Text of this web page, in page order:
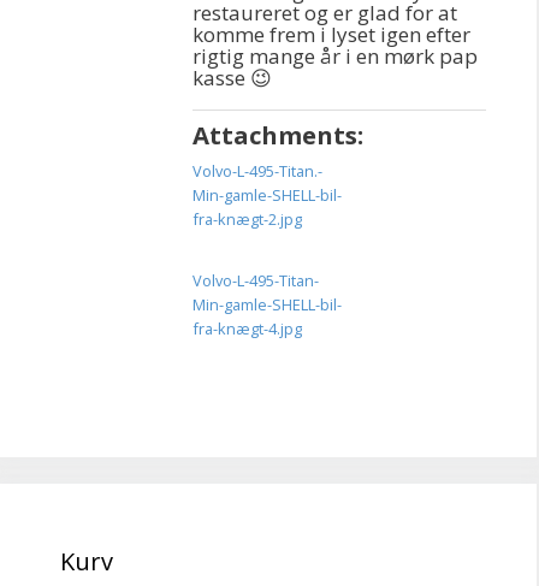
restaureret og er glad for at
komme frem i lyset igen efter
rigtig mange år i en mørk pap
kasse 😉
Attachments:
Volvo-L-495-Titan.-
Min-gamle-SHELL-bil-
fra-knægt-2.jpg
Volvo-L-495-Titan-
Min-gamle-SHELL-bil-
fra-knægt-4.jpg
Kurv